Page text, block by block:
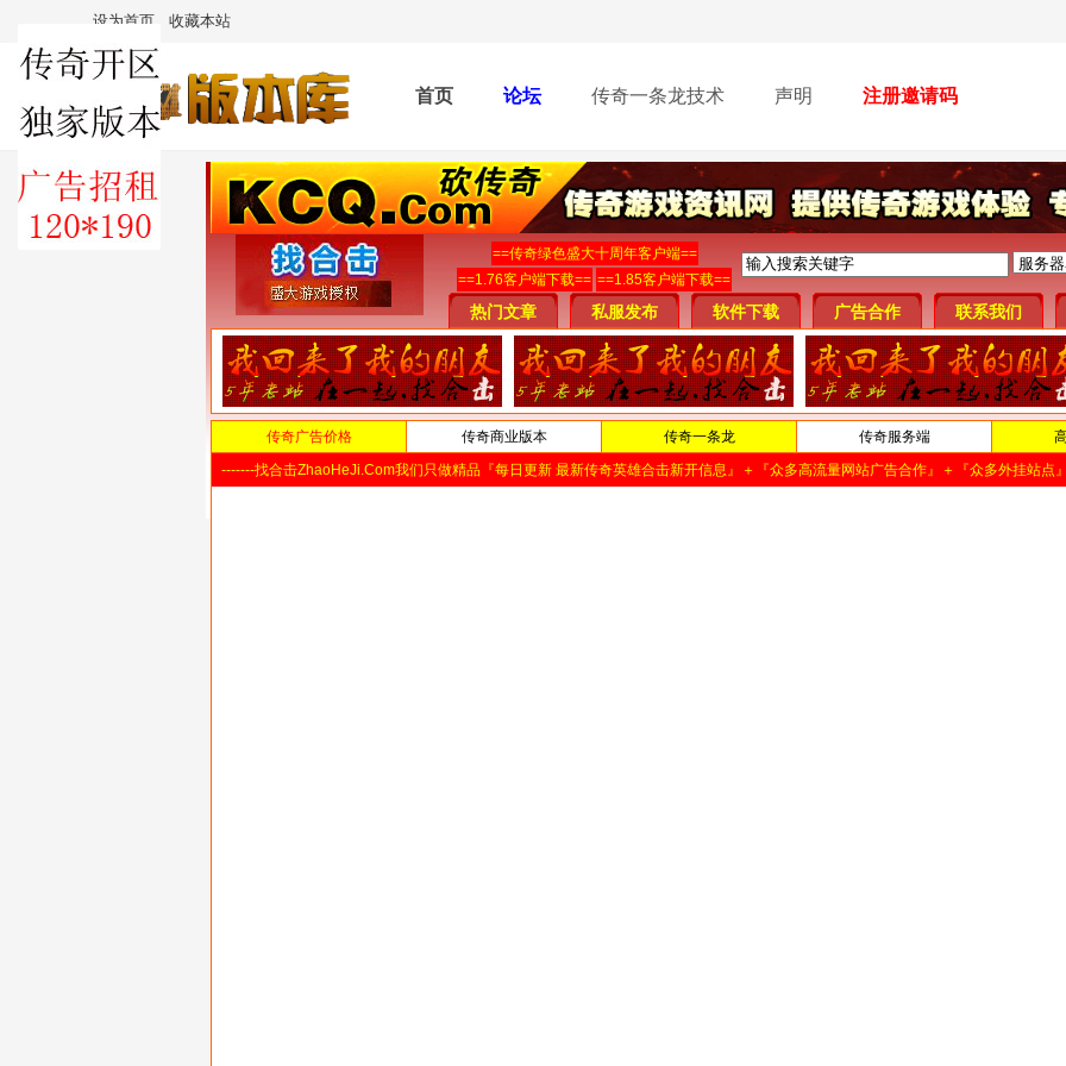
设为首页 收藏本站
首页 论坛 传奇一条龙技术 声明 注册邀请码